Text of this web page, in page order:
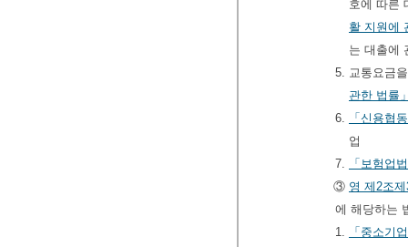
호에 따른
활 지원에
는 대출에
5. 교통요금
관한 법률
6.
「신용협
업
7.
「보험업
③ 영 제2조
에 해당하는
1.
「중소기